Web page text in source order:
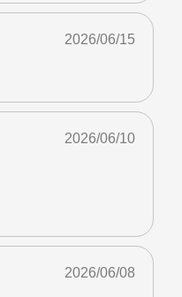
2026/06/15
2026/06/10
2026/06/08